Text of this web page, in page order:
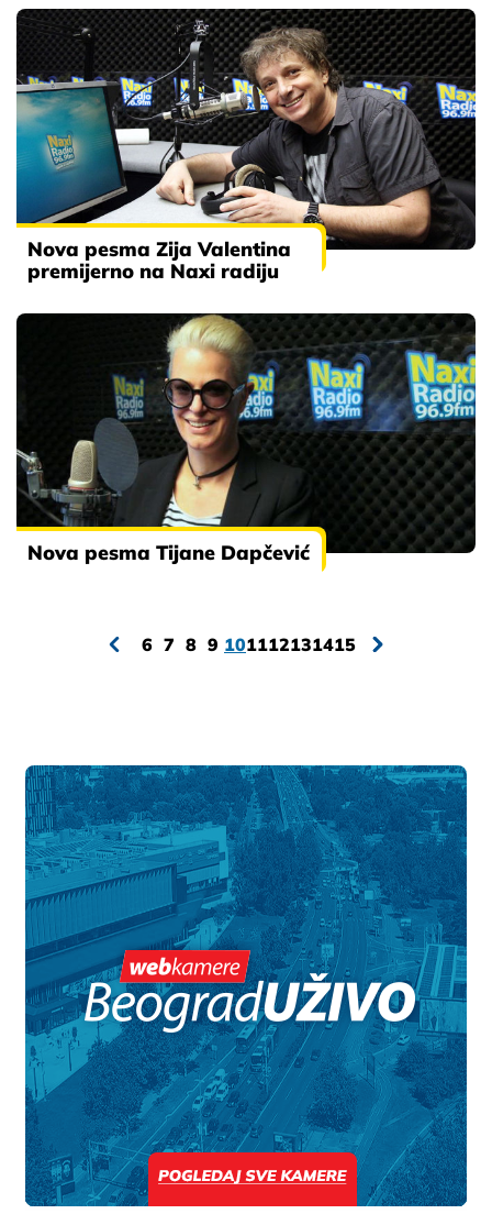
Nova pesma Zija Valentina
premijerno na Naxi radiju
Nova pesma Tijane Dapčević
6 7 8 9 101112131415